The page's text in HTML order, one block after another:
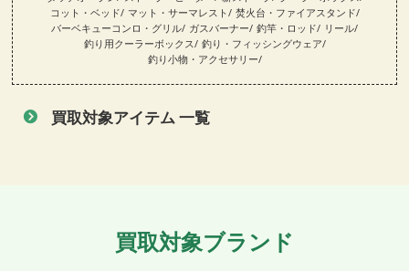
コット・ベッド
マット・サーマレスト
焚火台・ファイアスタンド
バーベキューコンロ・グリル ガスバーナー 釣竿・ロッド
リール
釣り用クーラーボックス 釣り・フィッシングウェア
釣り小物・アクセサリー
買取対象アイテム 一覧
買取対象ブランド